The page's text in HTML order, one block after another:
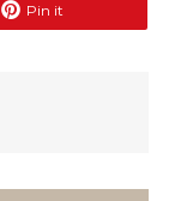
Pin it